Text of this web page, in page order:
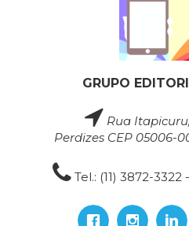
GRUPO
Rua
Perdizes CEP 05006-
Tel.: (11) 3872-3322